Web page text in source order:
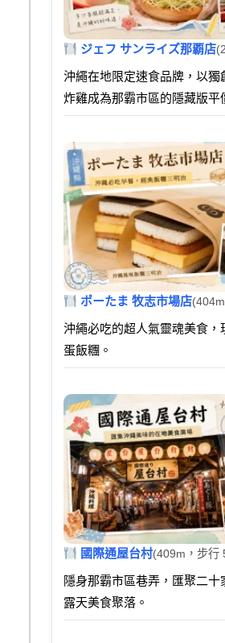
ジェフ サンライズ那覇店
沖繩在地限定速食品牌，以獨
炸雞成為那霸市區的隱藏版平
ポーたま 牧志市場店
沖繩必吃的超人氣靈魂美食，
蛋飯糰。
國際通屋台村(409m，步行
隱身那霸市區巷弄，匯聚二十
露天美食聚落。